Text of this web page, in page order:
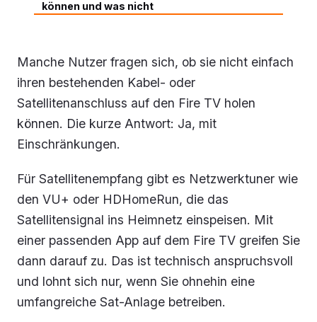
können und was nicht
Manche Nutzer fragen sich, ob sie nicht einfach
ihren bestehenden Kabel- oder
Satellitenanschluss auf den Fire TV holen
können. Die kurze Antwort: Ja, mit
Einschränkungen.
Für Satellitenempfang gibt es Netzwerktuner wie
den VU+ oder HDHomeRun, die das
Satellitensignal ins Heimnetz einspeisen. Mit
einer passenden App auf dem Fire TV greifen Sie
dann darauf zu. Das ist technisch anspruchsvoll
und lohnt sich nur, wenn Sie ohnehin eine
umfangreiche Sat-Anlage betreiben.